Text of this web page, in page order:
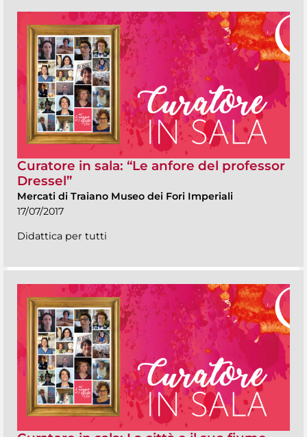
Curatore in sala: “Le anfore del professor
Dressel”
Mercati di Traiano Museo dei Fori Imperiali
17/07/2017
Didattica per tutti